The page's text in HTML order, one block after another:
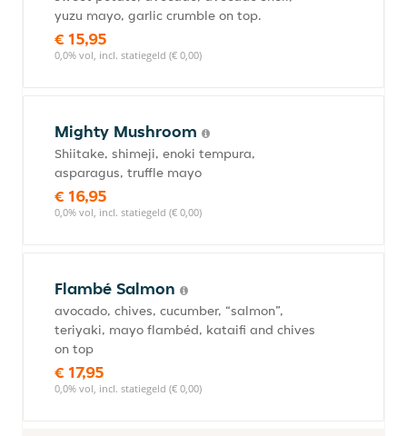
yuzu mayo, garlic crumble on top.
€ 15,95
0,0% vol, incl. statiegeld (€ 0,00)
Mighty Mushroom
Shiitake, shimeji, enoki tempura,
asparagus, truffle mayo
€ 16,95
0,0% vol, incl. statiegeld (€ 0,00)
Flambé Salmon
avocado, chives, cucumber, “salmon”,
teriyaki, mayo flambéd, kataifi and chives
on top
€ 17,95
0,0% vol, incl. statiegeld (€ 0,00)